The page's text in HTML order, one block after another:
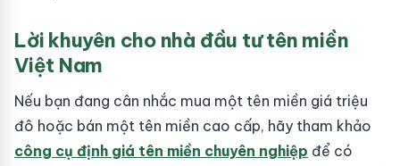
Lời khuyên cho nhà đầu tư tên miền
Việt Nam
Nếu bạn đang cân nhắc mua một tên miền giá triệu
đô hoặc bán một tên miền cao cấp, hãy tham khảo
công cụ định giá tên miền chuyên nghiệp để có